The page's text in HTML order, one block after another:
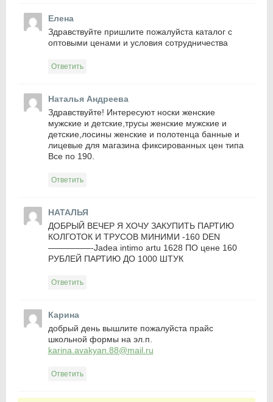
Елена
Здравствуйте пришлите пожалуйста каталог с
оптовыми ценами и условия сотрудничества
Ответить
Наталья Андреева
Здравствуйте! Интересуют носки женские
мужские и детские,трусы женские мужские и
детские,лосины женские и полотенца банные и
лицевые для магазина фиксированных цен типа
Все по 190.
Ответить
НАТАЛЬЯ
ДОБРЫЙ ВЕЧЕР Я ХОЧУ ЗАКУПИТЬ ПАРТИЮ
КОЛГОТОК И ТРУСОВ МИНИМИ -160 DEN
—————-Jadea intimo artu 1628 ПО цене 160
РУБЛЕЙ ПАРТИЮ ДО 1000 ШТУК
Ответить
Карина
добрый день вышлите пожалуйста прайс
школьной формы на эл.п.
karina.avakyan.88@mail.ru
Ответить